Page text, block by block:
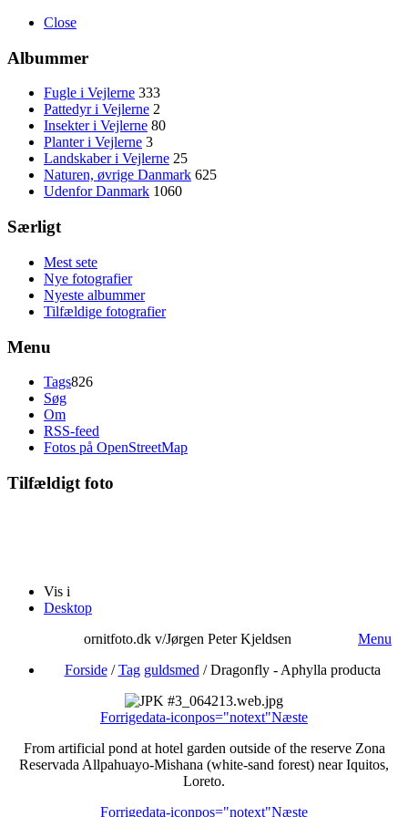
Close
Albummer
Fugle i Vejlerne 333
Pattedyr i Vejlerne 2
Insekter i Vejlerne 80
Planter i Vejlerne 3
Landskaber i Vejlerne 25
Naturen, øvrige Danmark 625
Udenfor Danmark 1060
Særligt
Mest sete
Nye fotografier
Nyeste albummer
Tilfældige fotografier
Menu
Tags826
Søg
Om
RSS-feed
Fotos på OpenStreetMap
Tilfældigt foto
Vis i
Desktop
ornitfoto.dk v/Jørgen Peter Kjeldsen
Menu
Forside/Tag guldsmed /Dragonfly - Aphylla producta
Forrigedata-iconpos="notext"Næste
From artificial pond at hotel garden outside of the reserve Zona
Reservada Allpahuayo-Mishana (white-sand forest) near Iquitos,
Loreto.
Forrigedata-iconpos="notext"Næste